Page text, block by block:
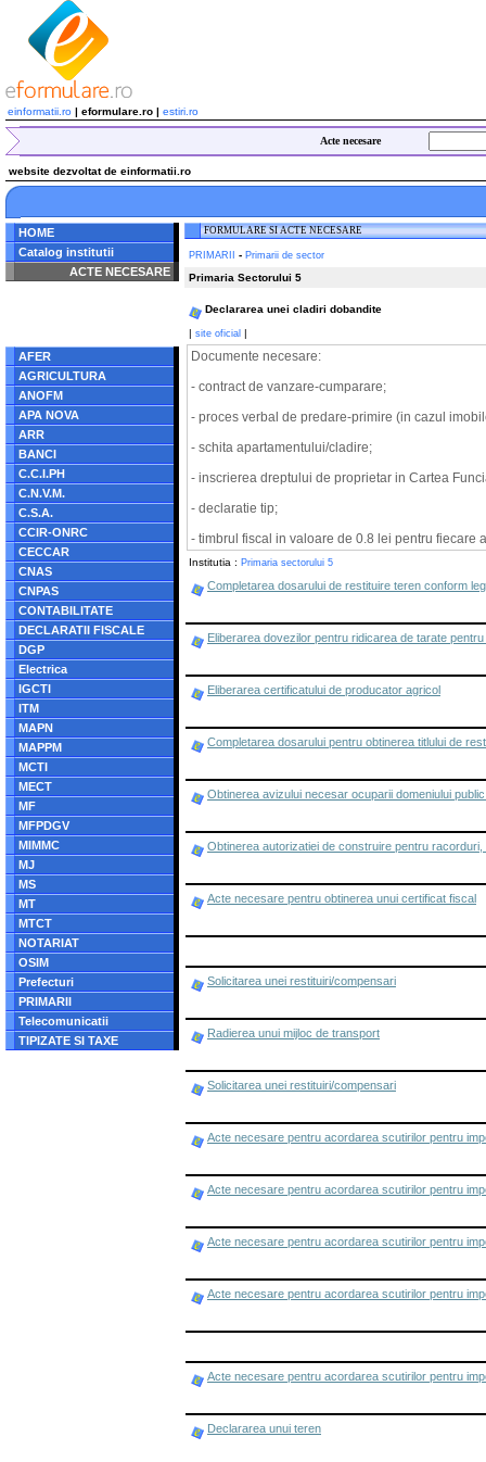
einformatii.ro | eformulare.ro | estiri.ro
Acte necesare
website dezvoltat de einformatii.ro
HOME
Catalog institutii
ACTE NECESARE
/home/eformulare.ro/public_html/navigare/stanga.php
AFER
AGRICULTURA
ANOFM
APA NOVA
ARR
BANCI
C.C.I.PH
C.N.V.M.
C.S.A.
CCIR-ONRC
CECCAR
CNAS
CNPAS
CONTABILITATE
DECLARATII FISCALE
DGP
Electrica
IGCTI
ITM
MAPN
MAPPM
MCTI
MECT
MF
MFPDGV
MIMMC
MJ
MS
MT
MTCT
NOTARIAT
OSIM
Prefecturi
PRIMARII
Telecomunicatii
TIPIZATE SI TAXE
FORMULARE SI ACTE NECESARE
PRIMARII - Primarii de sector
Primaria Sectorului 5
Declararea unei cladiri dobandite
| site oficial |
Documente necesare:
- contract de vanzare-cumparare;
- proces verbal de predare-primire (in cazul
- schita apartamentului/cladire;
- inscrierea dreptului de proprietar in Cartea
- declaratie tip;
- timbrul fiscal in valoare de 0.8 lei pentru fiecare
Institutia : Primaria sectorului 5
Completarea dosarului de restituire teren conform
Eliberarea dovezilor pentru ridicarea de tarate
Eliberarea certificatului de producator agricol
Completarea dosarului pentru obtinerea titlului de
Obtinerea avizului necesar ocuparii domeniului
Obtinerea autorizatiei de construire pentru
Acte necesare pentru obtinerea unui certificat fiscal
Solicitarea unei restituiri/compensari
Radierea unui mijloc de transport
Solicitarea unei restituiri/compensari
Acte necesare pentru acordarea scutirilor pentru
Acte necesare pentru acordarea scutirilor pentru
Acte necesare pentru acordarea scutirilor pentru
Acte necesare pentru acordarea scutirilor pentru
Acte necesare pentru acordarea scutirilor pentru
Declararea unui teren